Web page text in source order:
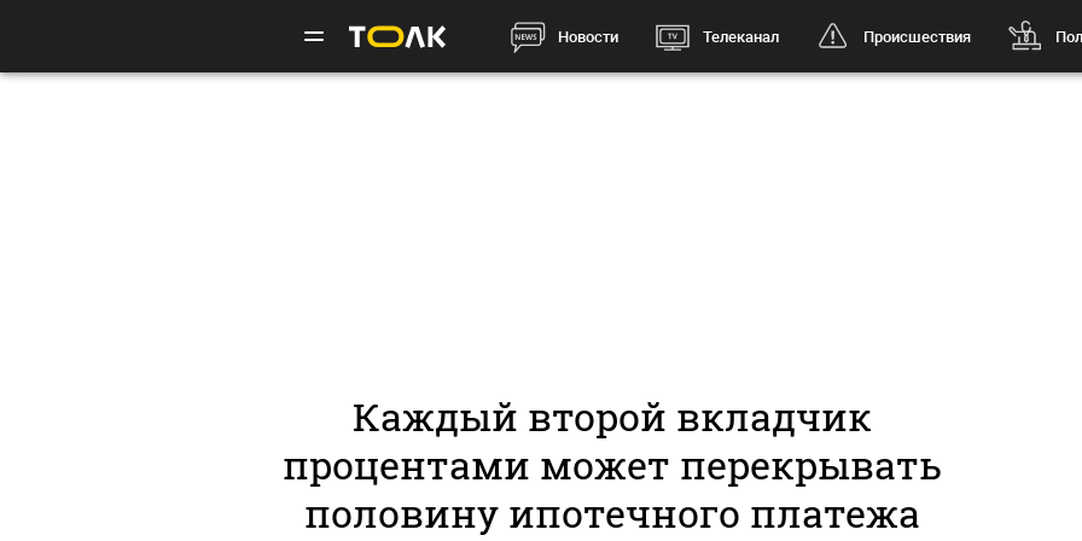
Новости Телеканал Происшествия
Каждый второй вкладчик
процентами может перекрывать
половину ипотечного платежа